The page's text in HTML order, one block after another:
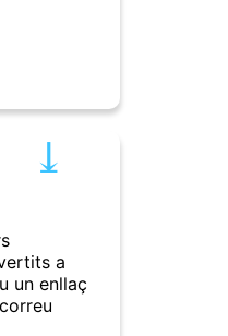
⤓︎
a
un enllaç